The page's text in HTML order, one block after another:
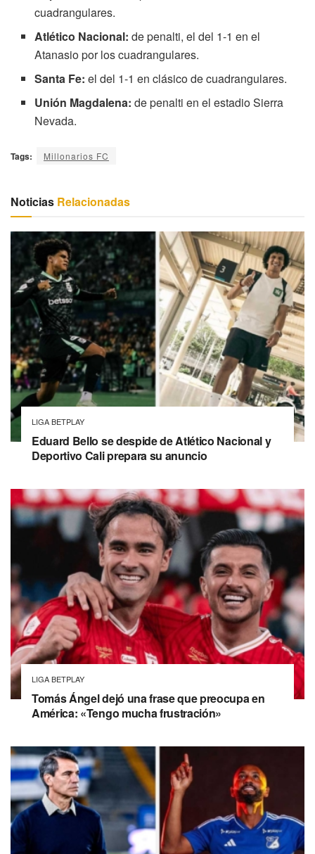
cuadrangulares.
Atlético Nacional: de penalti, el del 1-1 en el
Atanasio por los cuadrangulares.
Santa Fe: el del 1-1 en clásico de cuadrangulares.
Unión Magdalena:de penalti en el estadio Sierra
Nevada.
Tags: Millonarios FC
Noticias Relacionadas
LIGA BETPLAY
Eduard Bello se despide de Atlético Nacional y
Deportivo Cali prepara su anuncio
LIGA BETPLAY
Tomás Ángel dejó una frase que preocupa en
América: «Tengo mucha frustración»